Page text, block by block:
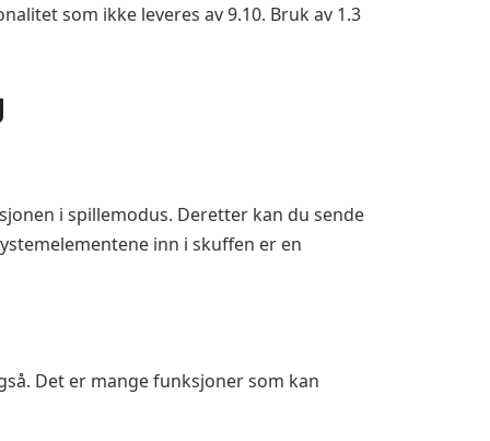
som ikke leveres av 9.10. Bruk av 1.3
i spillemodus. Deretter kan du sende
inn i skuffen er en
Det er mange funksjoner som kan